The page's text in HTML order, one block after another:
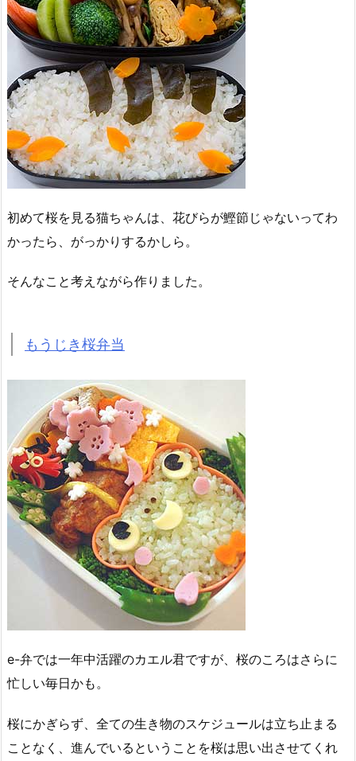
初めて桜を見る猫ちゃんは、花びらが鰹節じゃないってわ
かったら、がっかりするかしら。
そんなこと考えながら作りました。
もうじき桜弁当
e-弁では一年中活躍のカエル君ですが、桜のころはさらに
忙しい毎日かも。
桜にかぎらず、全ての生き物のスケジュールは立ち止まる
ことなく、進んでいるということを桜は思い出させてくれ